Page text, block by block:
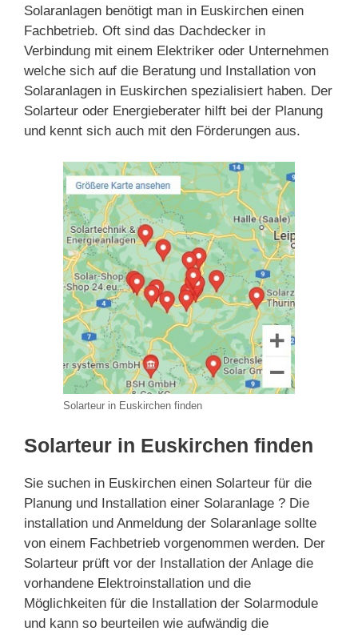
Solaranlagen benötigt man in Euskirchen einen
Fachbetrieb. Oft sind das Dachdecker in
Verbindung mit einem Elektriker oder Unternehmen
welche sich auf die Beratung und Installation von
Solaranlagen in Euskirchen spezialisiert haben. Der
Solarteur oder Energieberater hilft bei der Planung
und kennt sich auch mit den Förderungen aus.
Solarteur in Euskirchen finden
Solarteur in Euskirchen finden
Sie suchen in Euskirchen einen Solarteur für die
Planung und Installation einer Solaranlage ? Die
installation und Anmeldung der Solaranlage sollte
von einem Fachbetrieb vorgenommen werden. Der
Solarteur prüft vor der Installation der Anlage die
vorhandene Elektroinstallation und die
Möglichkeiten für die Installation der Solarmodule
und kann so beurteilen wie aufwändig die